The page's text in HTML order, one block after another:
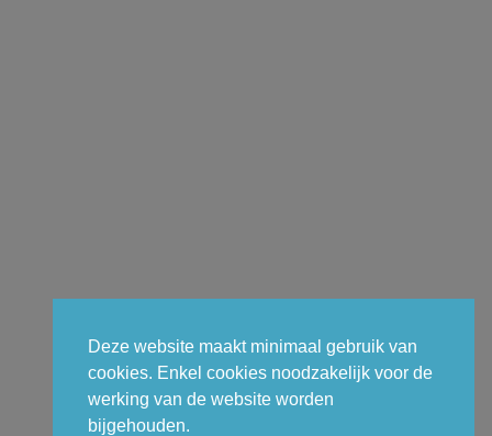
Deze website maakt minimaal gebruik van
cookies. Enkel cookies noodzakelijk voor de
werking van de website worden
bijgehouden.